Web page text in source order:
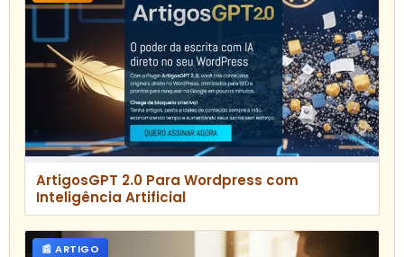
ArtigosGPT 2.0 Para Wordpress com
Inteligência Artificial
📰 ARTIGO